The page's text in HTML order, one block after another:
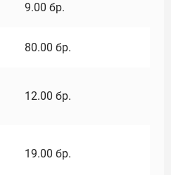
9.00 бр.
80.00 бр.
12.00 бр.
19.00 бр.